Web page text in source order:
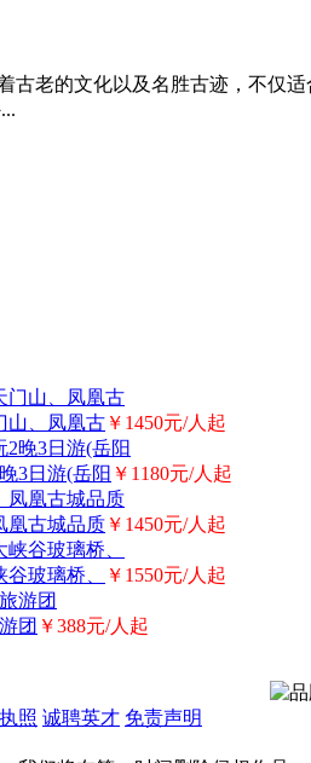
老的文化以及名胜古迹，不仅
山、凤凰古 ￥1450元/人起
3日游(岳阳 ￥1180元/人起
凰古城品质 ￥1450元/人起
玻璃桥、 ￥1550元/人起
团 ￥388元/人起
照 诚聘英才 免责声明